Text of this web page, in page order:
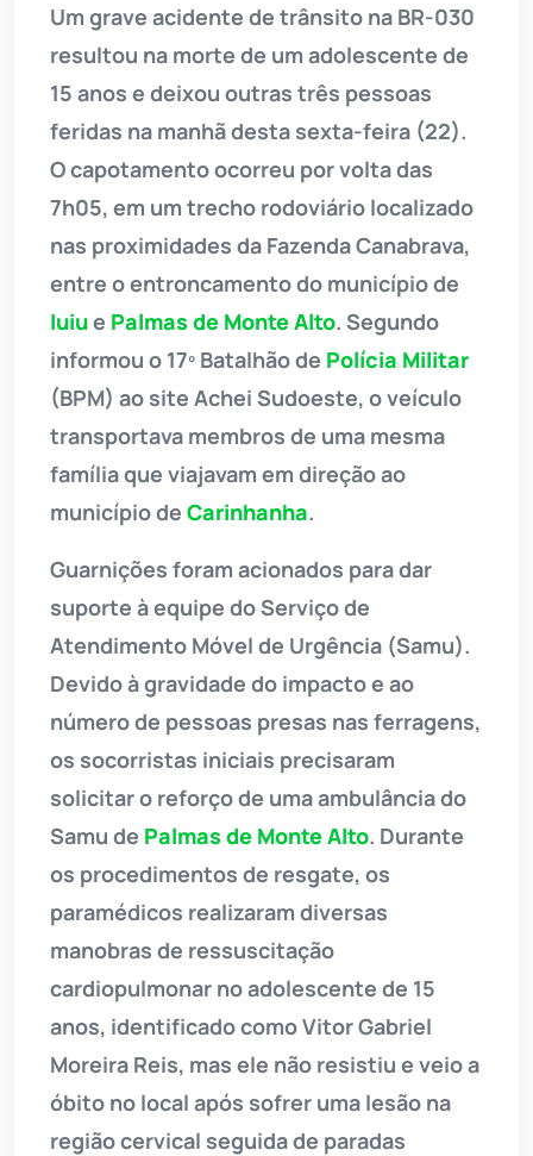
Um grave acidente de trânsito na BR-030
resultou na morte de um adolescente de
15 anos e deixou outras três pessoas
feridas na manhã desta sexta-feira (22).
O capotamento ocorreu por volta das
7h05, em um trecho rodoviário localizado
nas proximidades da Fazenda Canabrava,
entre o entroncamento do município de
Iuiue Palmas de Monte Alto. Segundo
informou o 17º Batalhão de Polícia Militar
(BPM) ao site Achei Sudoeste, o veículo
transportava membros de uma mesma
família que viajavam em direção ao
município de Carinhanha.
Guarnições foram acionados para dar
suporte à equipe do Serviço de
Atendimento Móvel de Urgência (Samu).
Devido à gravidade do impacto e ao
número de pessoas presas nas ferragens,
os socorristas iniciais precisaram
solicitar o reforço de uma ambulância do
Samu de Palmas de Monte Alto. Durante
os procedimentos de resgate, os
paramédicos realizaram diversas
manobras de ressuscitação
cardiopulmonar no adolescente de 15
anos, identificado como Vitor Gabriel
Moreira Reis, mas ele não resistiu e veio a
óbito no local após sofrer uma lesão na
região cervical seguida de paradas